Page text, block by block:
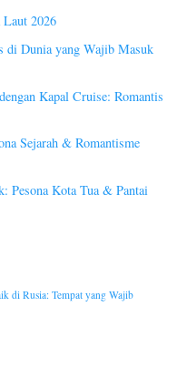
Laut 2026
di Dunia yang Wajib Masuk
Kapal Cruise: Romantis
Sejarah & Romantisme
Pesona Kota Tua & Pantai
di Rusia: Tempat yang Wajib